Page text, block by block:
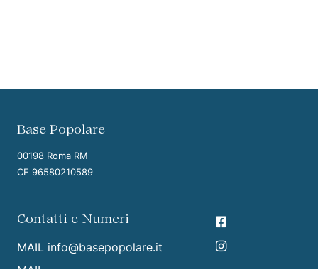
Base Popolare
00198 Roma RM
CF 96580210589
Contatti e Numeri
MAIL info@basepopolare.it